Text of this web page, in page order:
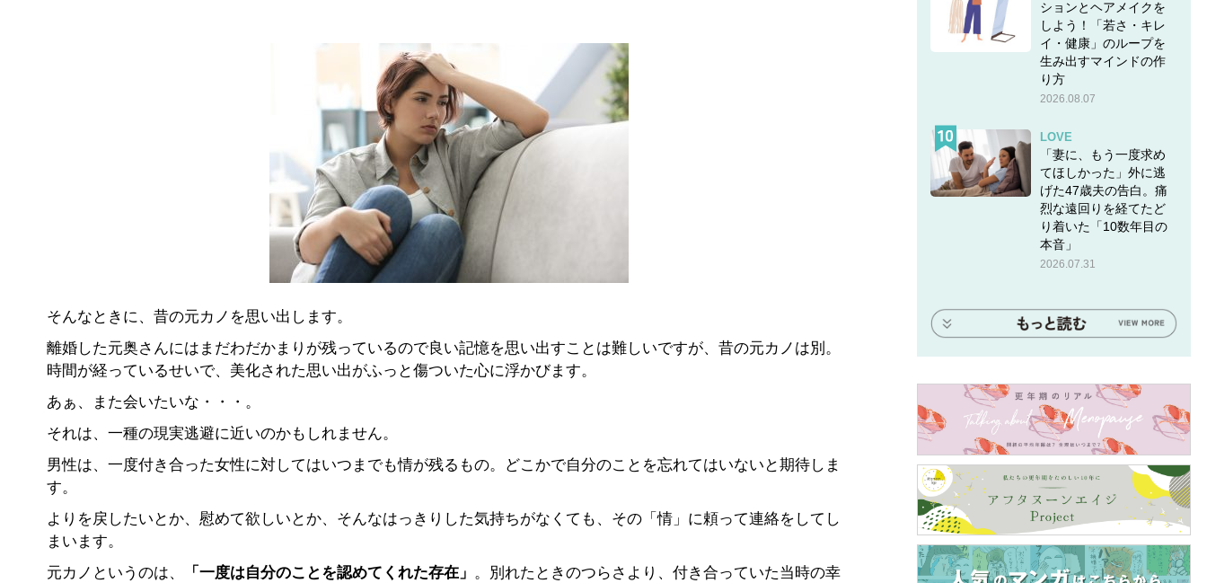
そんなときに、昔の元カノを思い出します。
離婚した元奥さんにはまだわだかまりが残っているので良い記憶を思い出すことは難しいですが、昔の元カノは別。
時間が経っているせいで、美化された思い出がふっと傷ついた心に浮かびます。
あぁ、また会いたいな・・・。
それは、一種の現実逃避に近いのかもしれません。
男性は、一度付き合った女性に対してはいつまでも情が残るもの。どこかで自分のことを忘れてはいないと期待しま
す。
よりを戻したいとか、慰めて欲しいとか、そんなはっきりした気持ちがなくても、その「情」に頼って連絡をしてし
まいます。
元カノというのは、
「一度は自分のことを認めてくれた存在」 。別れたときのつらさより、付き合っていた当時の幸
ションとヘアメイクを
しよう！「若さ・キレ
イ・健康」のループを
生み出すマインドの作
り方
2026.08.07
LOVE
「妻に、もう一度求め
てほしかった」外に逃
げた47歳夫の告白。痛
烈な遠回りを経てたど
り着いた「10数年目の
本音」
2026.07.31